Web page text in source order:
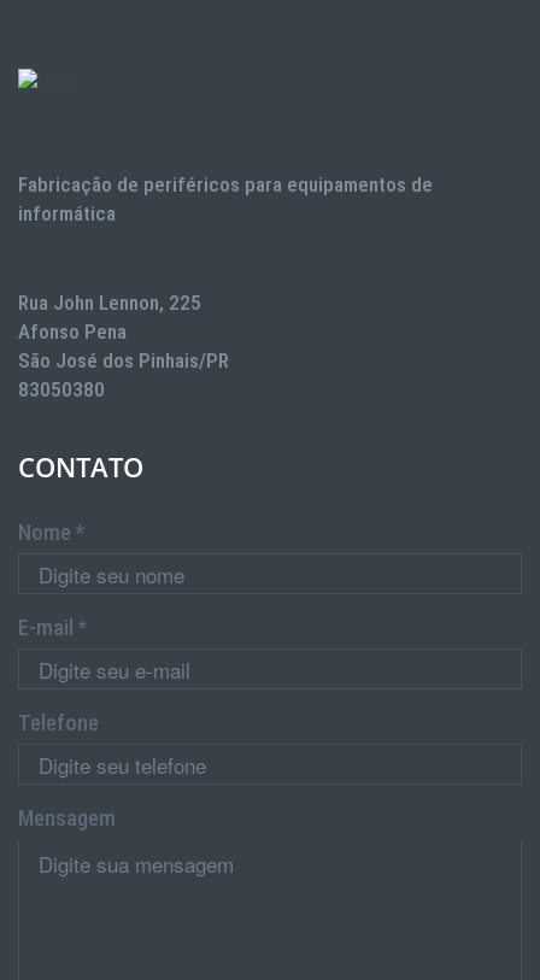
Fabricação de periféricos para equipamentos de
informática
Rua John Lennon, 225
Afonso Pena
São José dos Pinhais/PR
83050380
CONTATO
Nome *
E-mail *
Telefone
Mensagem